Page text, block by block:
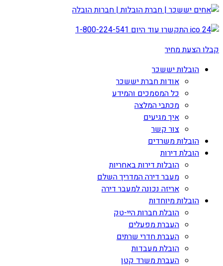
התקשרו עוד היום1-800-224-541
קבלו הצעת מחיר
הובלות יששכר
אודות חברת יששכר
כל המסמכים והמידע
מכתבי המלצה
איך מגיעים
צור קשר
הובלות משרדים
הובלת דירות
הובלות דירות באחריות
מעבר דירה המדריך השלם
אריזה נכונה למעבר דירה
הובלות מיוחדות
הובלת חברות היי-טק
העברת מפעלים
העברת חדרי שרתים
הובלת מעבדות
העברת משרד קטן